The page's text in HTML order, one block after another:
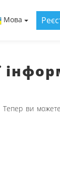
Мова
Тепер ви